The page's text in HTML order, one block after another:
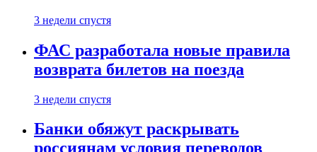
3 недели спустя
ФАС разработала новые правила
возврата билетов на поезда
3 недели спустя
Банки обяжут раскрывать
россиянам условия переводов